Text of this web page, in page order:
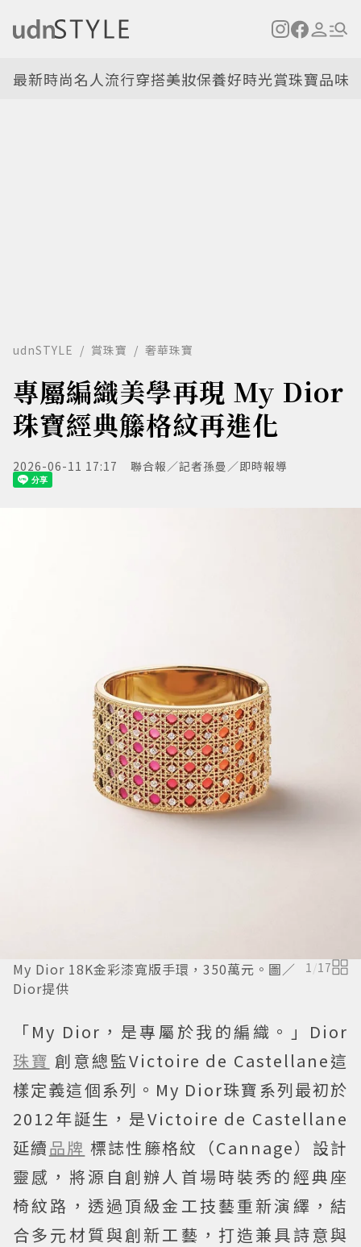
最新時尚名人流行穿搭美妝保養好時光賞珠寶品味
udnSTYLE 賞珠寶 奢華珠寶
專屬編織美學再現 My Dior
珠寶經典籐格紋再進化
2026-06-11 17:17 聯合報／記者孫曼／即時報導
My Dior 18K金彩漆寬版手環，350萬元。圖／
Dior提供
1/17
「My Dior，是專屬於我的編織。」Dior
珠寶 創意總監Victoire de Castellane這
樣定義這個系列。My Dior珠寶系列最初於
2012年誕生，是Victoire de Castellane
延續品牌 標誌性籐格紋（Cannage）設計
靈感，將源自創辦人首場時裝秀的經典座
椅紋路，透過頂級金工技藝重新演繹，結
合多元材質與創新工藝，打造兼具詩意與